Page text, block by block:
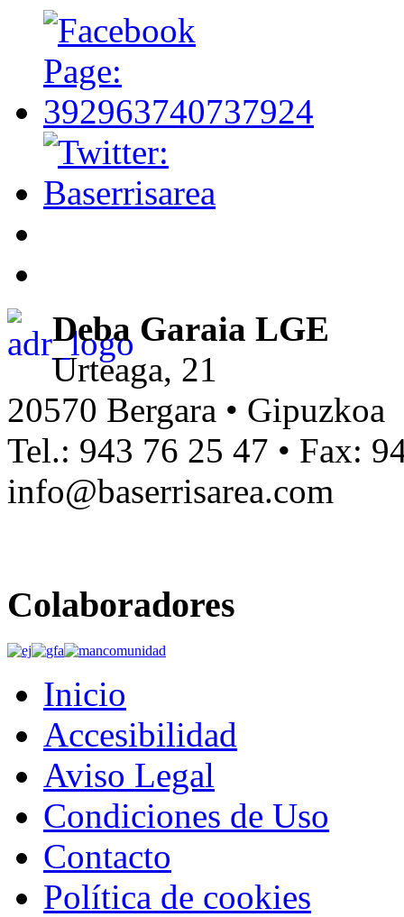
Deba Garaia LGE
Urteaga, 21
20570 Bergara • Gipuzkoa
Tel.: 943 76 25 47 • Fax:
info@baserrisarea.com
Colaboradores
Inicio
Accesibilidad
Aviso Legal
Condiciones de Uso
Contacto
Política de cookies